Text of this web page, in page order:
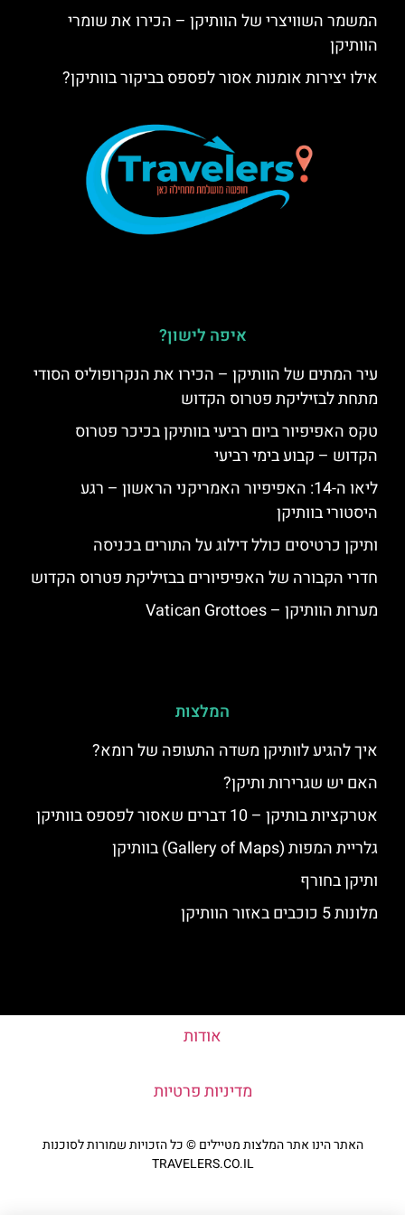
המשמר השוויצרי של הוותיקן – הכירו את שומרי
הוותיקן
אילו יצירות אומנות אסור לפספס בביקור בוותיקן?
איפה לישון?
עיר המתים של הוותיקן – הכירו את הנקרופוליס הסודי
מתחת לבזיליקת פטרוס הקדוש
טקס האפיפיור ביום רביעי בוותיקן בכיכר פטרוס
הקדוש – קבוע בימי רביעי
ליאו ה-14: האפיפיור האמריקני הראשון – רגע
היסטורי בוותיקן
ותיקן כרטיסים כולל דילוג על התורים בכניסה
חדרי הקבורה של האפיפיורים בבזיליקת פטרוס הקדוש
מערות הוותיקן – Vatican Grottoes
המלצות
איך להגיע לוותיקן משדה התעופה של רומא?
האם יש שגרירות ותיקן?
אטרקציות בותיקן – 10 דברים שאסור לפספס בוותיקן
גלריית המפות (Gallery of Maps) בוותיקן
ותיקן בחורף
מלונות 5 כוכבים באזור הוותיקן
אודות
מדיניות פרטיות
האתר הינו אתר המלצות מטיילים © כל הזכויות שמורות לסוכנות
TRAVELERS.CO.IL